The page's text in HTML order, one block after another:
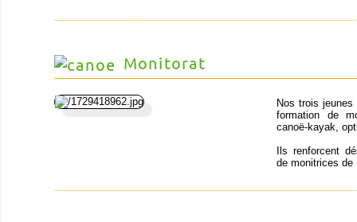
Monitorat
Nos trois
formation de
canoë-kayak,
Ils renforcent
de monitrices